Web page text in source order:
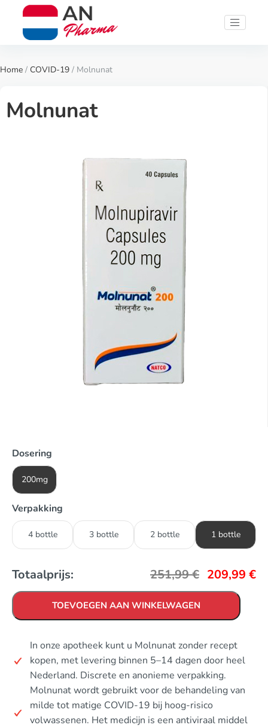
Home / COVID-19 / Molnunat
Molnunat
Dosering
200mg
Verpakking
4 bottle 3 bottle 2 bottle 1 bottle
Totaalprijs: 251,99€ 209,99 €
TOEVOEGEN AAN WINKELWAGEN
In onze apotheek kunt u Molnunat zonder recept
kopen, met levering binnen 5–14 dagen door heel
Nederland. Discrete en anonieme verpakking.
Molnunat wordt gebruikt voor de behandeling van
milde tot matige COVID-19 bij hoog-risico
volwassenen. Het medicijn is een antiviraal middel